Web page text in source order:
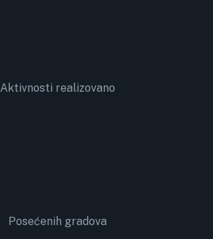
Aktivnosti realizovano
Posećenih gradova